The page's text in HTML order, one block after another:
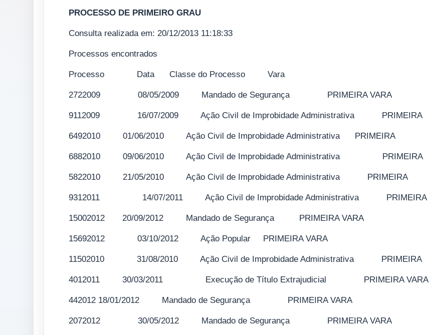
PROCESSO DE PRIMEIRO GRAU
Consulta realizada em: 20/12/2013 11:18:33
Processos encontrados
Processo Data Classe do Processo Vara
2722009 08/05/2009 Mandado de Segurança PRIMEIRA VARA
9112009 16/07/2009 Ação Civil de Improbidade Administrativa PRIMEIRA
6492010 01/06/2010 Ação Civil de Improbidade Administrativa PRIMEIRA
6882010 09/06/2010 Ação Civil de Improbidade Administrativa PRIMEIRA
5822010 21/05/2010 Ação Civil de Improbidade Administrativa PRIMEIRA
9312011 14/07/2011 Ação Civil de Improbidade Administrativa PRIMEIRA
15002012 20/09/2012 Mandado de Segurança PRIMEIRA VARA
15692012 03/10/2012 Ação Popular PRIMEIRA VARA
11502010 31/08/2010 Ação Civil de Improbidade Administrativa PRIMEIRA
4012011 30/03/2011 Execução de Título Extrajudicial PRIMEIRA VARA
442012 18/01/2012 Mandado de Segurança PRIMEIRA VARA
2072012 30/05/2012 Mandado de Segurança PRIMEIRA VARA